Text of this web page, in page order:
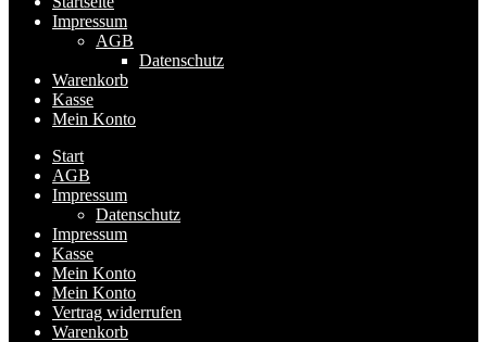
Impressum
AGB
Datenschutz
Warenkorb
Kasse
Mein Konto
Start
AGB
Impressum
Datenschutz
Impressum
Kasse
Mein Konto
Mein Konto
Vertrag widerrufen
Warenkorb